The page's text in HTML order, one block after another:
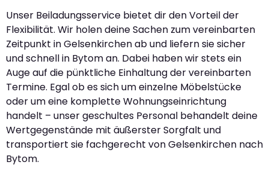
Unser Beiladungsservice bietet dir den Vorteil der
Flexibilität. Wir holen deine Sachen zum vereinbarten
Zeitpunkt in Gelsenkirchen ab und liefern sie sicher
und schnell in Bytom an. Dabei haben wir stets ein
Auge auf die pünktliche Einhaltung der vereinbarten
Termine. Egal ob es sich um einzelne Möbelstücke
oder um eine komplette Wohnungseinrichtung
handelt – unser geschultes Personal behandelt deine
Wertgegenstände mit äußerster Sorgfalt und
transportiert sie fachgerecht von Gelsenkirchen nach
Bytom.